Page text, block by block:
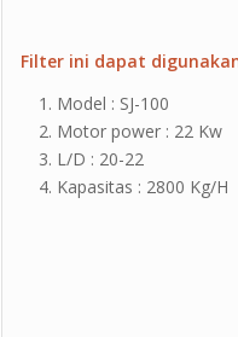
Filter ini dapat
Model : SJ-100
Motor power : 22 Kw
L/D : 20-22
Kapasitas : 2800 Kg/H